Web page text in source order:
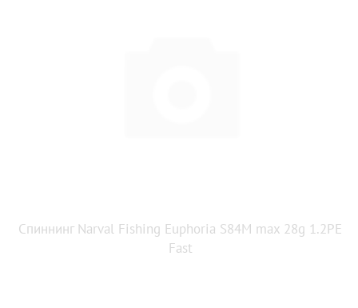
Спиннинг Narval Fishing Euphoria S84M max 28g 1.2PE
Fast